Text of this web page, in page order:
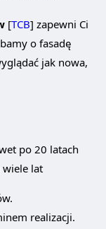
[TCB] zapewni Ci
o fasadę
jak nowa,
po 20 latach
wiele lat
realizacji.